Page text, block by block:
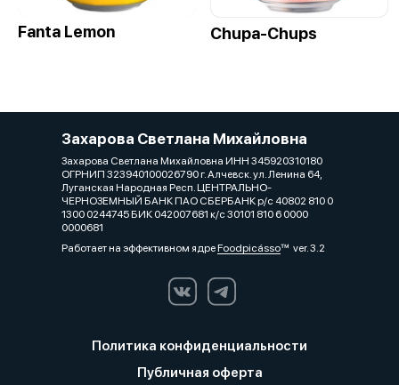
Fanta Lemon Сhupa-Chups
Захарова Светлана Михайловна
Захарова Светлана Михайловна ИНН 345920310180
ОГРНИП 323940100026790 г. Алчевск. ул. Ленина 64,
Луганская Народная Респ. ЦЕНТРАЛЬНО-
ЧЕРНОЗЕМНЫЙ БАНК ПАО СБЕРБАНК р/с 40802 810 0
1300 0244745 БИК 042007681 к/с 30101 810 6 0000
0000681
Работает на эффективном ядреFoodpicássover. 3.2
Политика конфиденциальности
Публичная оферта